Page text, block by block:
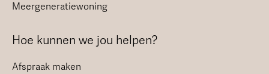
Meergeneratiewoning
Hoe kunnen we jou helpen?
Afspraak maken